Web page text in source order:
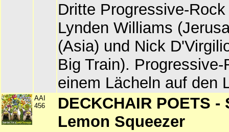
Dritte Progressive-
Lynden Williams
(Asia) und Nick
Big Train).
einem Lächeln auf den
AAI
456
DECKCHAIR POETS
Lemon Squeezer